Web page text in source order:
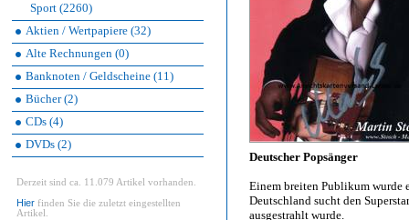
Sport (2260)
Aktien / Wertpapiere (32)
Alte Rechnungen (0)
Banknoten / Geldscheine (11)
Bücher (2)
CDs (4)
DVDs (2)
Derzeit sind ca. 11.079 Artikel vorhanden.
Hier finden Sie die zuletzt eingestellten
Artikel.
Deutscher Popsänger
Einem breiten Publikum wurde
Deutschland sucht den
ausgestrahlt wurde.